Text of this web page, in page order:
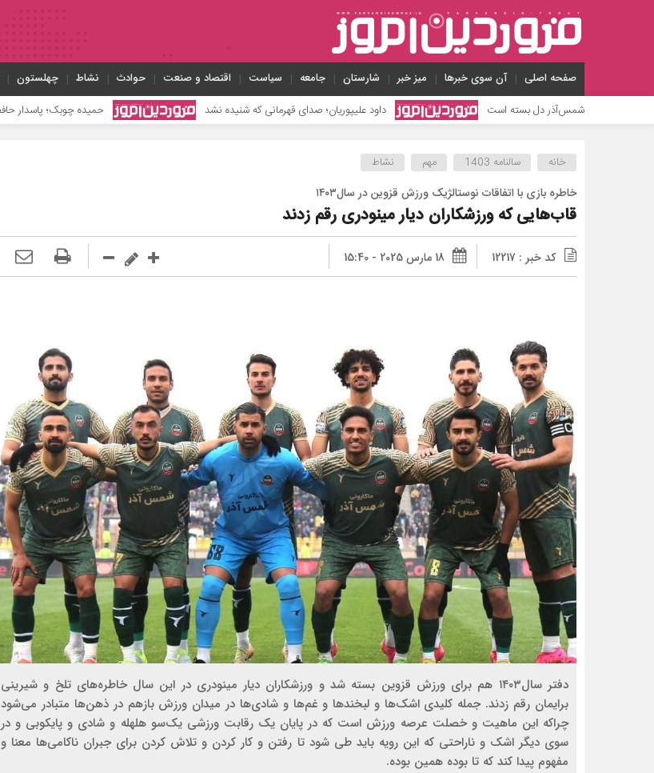
صفحه اصلی آن سوی خبرها میز خبر شارستان جامعه سیاست اقتصاد و صنعت حوادث نشاط چهلستون
داود علیپوریان؛ صدای قهرمانی که شنیده نشد حمیده چوبک؛ پاسدار حافظه تاریخ
خانه سالنامه 1403 مهم نشاط
خاطره بازی با اتفاقات نوستالژیک ورزش قزوین در سال۱۴۰۳
قاب‌هایی که ورزشکاران دیار مینودری رقم زدند
کد خبر : 12217 18 مارس 2025 - 15:40
دفتر سال۱۴۰۳ هم برای ورزش قزوین بسته شد و ورزشکاران دیار مینودری در این سال خاطره‌های تلخ و شیرینی
برایمان رقم زدند. جمله کلیدی اشک‌ها و لبخندها و غم‌ها و شادی‌ها در میدان ورزش بازهم در ذهن‌ها متبادر می‌شود
چراکه این ماهیت و خصلت عرصه ورزش است که در پایان یک رقابت ورزشی یک‌سو هلهله و شادی و پایکوبی و در
سوی دیگر اشک و ناراحتی که این رویه باید طی شود تا رفتن و کار کردن و تلاش کردن برای جبران ناکامی‌ها معنا و
مفهوم پیدا کند که تا بوده همین بوده.